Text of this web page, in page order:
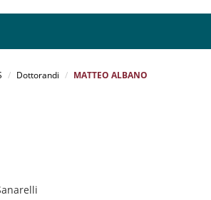
Dottorandi MATTEO ALBANO